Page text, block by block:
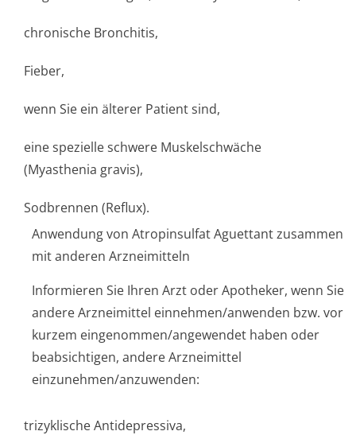
chronische Bronchitis,
Fieber,
wenn Sie ein älterer Patient sind,
eine spezielle schwere Muskelschwäche
(Myasthenia gravis),
Sodbrennen (Reflux).
Anwendung von Atropinsulfat Aguettant zusammen
mit anderen Arzneimitteln
Informieren Sie Ihren Arzt oder Apotheker, wenn Sie
andere Arzneimittel einnehmen/anwenden bzw. vor
kurzem eingenommen/an­gewendet haben oder
beabsichtigen, andere Arzneimittel
einzunehmen/an­zuwenden:
trizyklische Antidepressiva,